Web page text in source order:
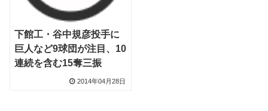
下館工・谷中規彦投手に
巨人など9球団が注目、10
連続を含む15奪三振
2014年04月28日